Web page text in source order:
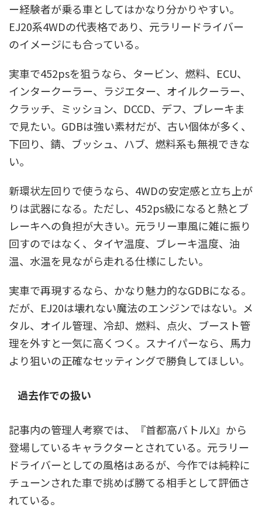
ー経験者が乗る車としてはかなり分かりやすい。
EJ20系4WDの代表格であり、元ラリードライバー
のイメージにも合っている。
実車で452psを狙うなら、タービン、燃料、ECU、
インタークーラー、ラジエター、オイルクーラー、
クラッチ、ミッション、DCCD、デフ、ブレーキま
で見たい。GDBは強い素材だが、古い個体が多く、
下回り、錆、ブッシュ、ハブ、燃料系も無視できな
い。
新環状左回りで使うなら、4WDの安定感と立ち上が
りは武器になる。ただし、452ps級になると熱とブ
レーキへの負担が大きい。元ラリー車風に雑に振り
回すのではなく、タイヤ温度、ブレーキ温度、油
温、水温を見ながら走れる仕様にしたい。
実車で再現するなら、かなり魅力的なGDBになる。
だが、EJ20は壊れない魔法のエンジンではない。メ
タル、オイル管理、冷却、燃料、点火、ブースト管
理を外すと一気に高くつく。スナイパーなら、馬力
より狙いの正確なセッティングで勝負してほしい。
過去作での扱い
記事内の管理人考察では、『首都高バトルX』から
登場しているキャラクターとされている。元ラリー
ドライバーとしての風格はあるが、今作では純粋に
チューンされた車で挑めば勝てる相手として評価さ
れている。